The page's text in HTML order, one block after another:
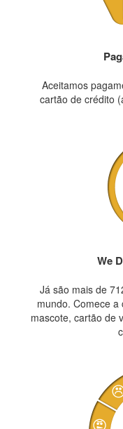
Aceitamos
cartão de crédito
We
Já são mais de
mundo. Comece a
mascote, cartão de